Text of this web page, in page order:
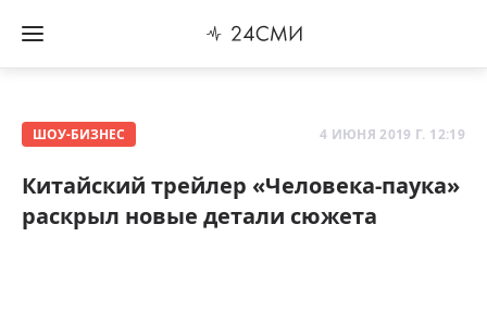
ШОУ-БИЗНЕС 4 ИЮНЯ 2019 Г. 12:19
Китайский трейлер «Человека-паука»
раскрыл новые детали сюжета